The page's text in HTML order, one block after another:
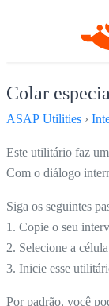
Colar
ASAP Utilities ›
Este utilitário faz
Com o diálogo
Siga os seguintes
1. Copie o seu
2. Selecione a
3. Inicie esse
Por padrão, você